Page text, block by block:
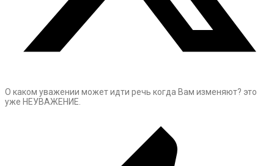
О каком уважении может идти речь когда Вам изменяют? это
уже НЕУВАЖЕНИЕ.